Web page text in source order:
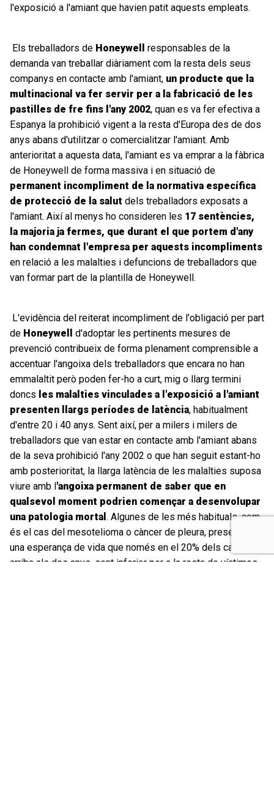
l'exposició a l'amiant que havien patit aquests empleats.
Els treballadors de Honeywell responsables de la
demanda van treballar diàriament com la resta dels seus
companys en contacte amb l'amiant, un producte que la
multinacional va fer servir per a la fabricació de les
pastilles de fre fins l'any 2002, quan es va fer efectiva a
Espanya la prohibició vigent a la resta d'Europa des de dos
anys abans d'utilitzar o comercialitzar l'amiant. Amb
anterioritat a aquesta data, l'amiant es va emprar a la fàbrica
de Honeywell de forma massiva i en situació de
permanent incompliment de la normativa específica
de protecció de la salut dels treballadors exposats a
l'amiant. Així al menys ho consideren les 17 sentències,
la majoria ja fermes, que durant el que portem d'any
han condemnat l'empresa per aquests incompliments
en relació a les malalties i defuncions de treballadors que
van formar part de la plantilla de Honeywell.
L'evidència del reiterat incompliment de l'obligació per part
de Honeywell d'adoptar les pertinents mesures de
prevenció contribueix de forma plenament comprensible a
accentuar l'angoixa dels treballadors que encara no han
emmalaltit però poden fer-ho a curt, mig o llarg termini
doncs les malalties vinculades a l'exposició a l'amiant
presenten llargs períodes de latència, habitualment
d'entre 20 i 40 anys. Sent així, per a milers i milers de
treballadors que van estar en contacte amb l'amiant abans
de la seva prohibició l'any 2002 o que han seguit estant-ho
amb posterioritat, la llarga latència de les malalties suposa
viure amb l'angoixa permanent de saber que en
qualsevol moment podrien començar a desenvolupar
una patologia mortal . Algunes de les més habituals, com
és el cas del mesotelioma o càncer de pleura, presenten
una esperança de vida que només en el 20% dels casos
arriba als dos anys, sent inferior per a la resta de víctimes.